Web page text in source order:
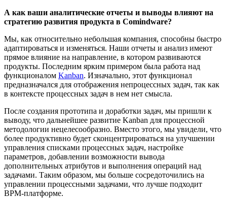
А как ваши аналитические отчеты и выводы влияют на
стратегию развития продукта в Comindware?
Мы, как относительно небольшая компания, способны быстро
адаптироваться и изменяться. Наши отчеты и анализ имеют
прямое влияние на направление, в котором развиваются
продукты. Последним ярким примером была работа над
функционалом Kanban. Изначально, этот функционал
предназначался для отображения непроцессных задач, так как
в контексте процессных задач в нем нет смысла.
После создания прототипа и доработки задач, мы пришли к
выводу, что дальнейшее развитие Kanban для процессной
методологии нецелесообразно. Вместо этого, мы увидели, что
более продуктивно будет сконцентрироваться на улучшении
управления списками процессных задач, настройке
параметров, добавлении возможности вывода
дополнительных атрибутов и выполнения операций над
задачами. Таким образом, мы больше сосредоточились на
управлении процессными задачами, что лучше подходит
BPM-платформе.